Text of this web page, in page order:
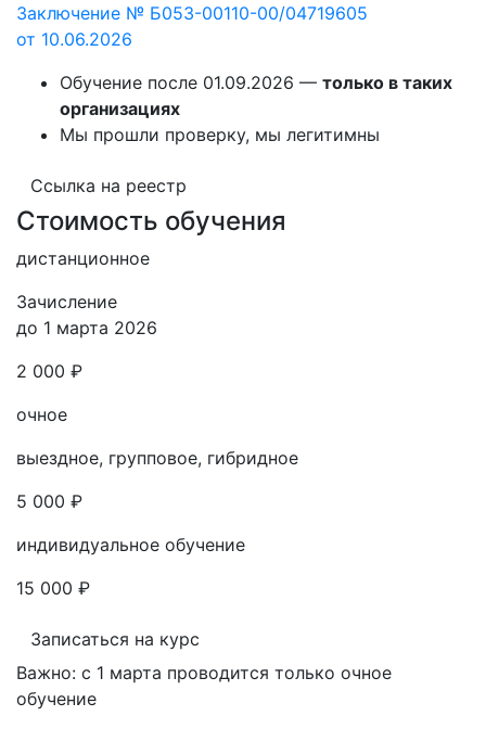
Заключение № Б053-00110-00/04719605
от 10.06.2026
Обучение после 01.09.2026 — только в таких
организациях
Мы прошли проверку, мы легитимны
Ссылка на реестр
Стоимость обучения
дистанционное
Зачисление
до 1 марта 2026
2 000 ₽
очное
выездное, групповое, гибридное
5 000 ₽
индивидуальное обучение
15 000 ₽
Записаться на курс
Важно: с 1 марта проводится только очное
обучение